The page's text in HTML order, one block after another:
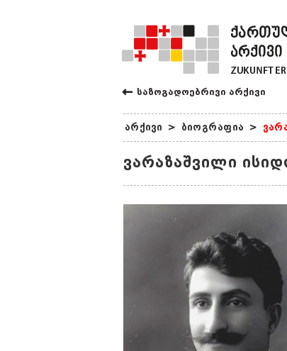
← საზოგადოებრივი არქივი
არქივი > ბიოგრაფია >
ვარაზაშვილი